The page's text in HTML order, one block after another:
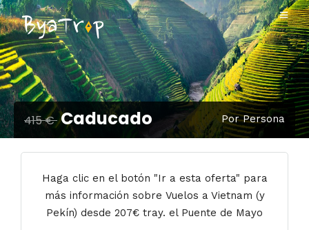
415 € Caducado Por Persona
Haga clic en el botón "Ir a esta oferta" para
más información sobre Vuelos a Vietnam (y
Pekín) desde 207€ tray. el Puente de Mayo